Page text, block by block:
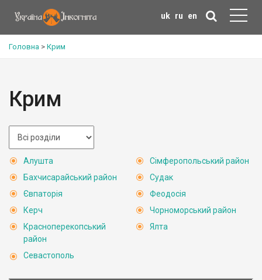
uk ru en
Головна > Крим
Крим
Алушта
Бахчисарайський район
Євпаторія
Керч
Красноперекопський
район
Севастополь
Сімферопольський район
Судак
Феодосія
Чорноморський район
Ялта